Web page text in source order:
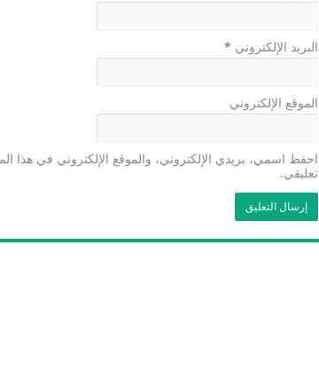
البريد الإلكتروني *
الموقع الإلكتروني
احفظ اسمي، بريدي الإلكتروني، والموقع الإلكتروني في هذا
تعليقي.